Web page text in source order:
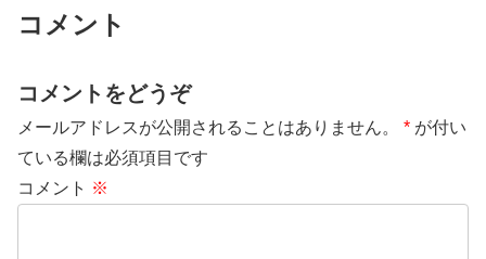
コメント
コメントをどうぞ
メールアドレスが公開されることはありません。 * が付い
ている欄は必須項目です
コメント ※